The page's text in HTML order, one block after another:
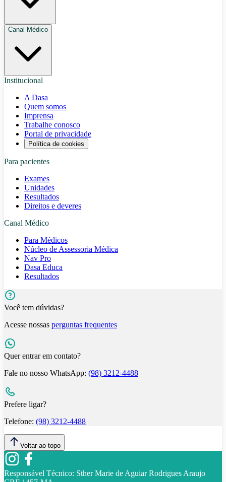
Canal Médico
Institucional
A Dasa
Quem somos
Imprensa
Trabalhe conosco
Portal de privacidade
Política de cookies
Para pacientes
Exames
Unidades
Resultados
Direitos e deveres
Canal Médico
Para Médicos
Núcleo de Assessoria Médica
Nav Pro
Dasa Educa
Resultados
Você tem dúvidas?
Acesse nossas perguntas frequentes
Quer entrar em contato?
Fale no nosso WhatsApp: (98) 3212-4488
Prefere ligar?
Telefone: (98) 3212-4488
Voltar ao topo
Responsável Técnico: Sther Marie de Aguiar Rodrigues Araujo